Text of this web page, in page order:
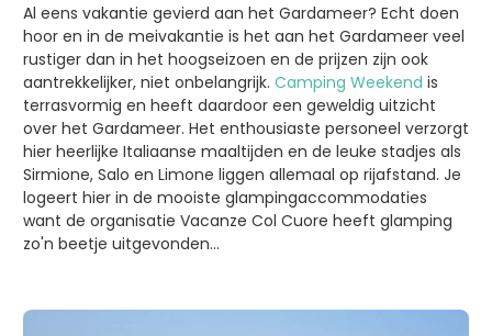
Al eens vakantie gevierd aan het Gardameer? Echt doen
hoor en in de meivakantie is het aan het Gardameer veel
rustiger dan in het hoogseizoen en de prijzen zijn ook
aantrekkelijker, niet onbelangrijk. Camping Weekend is
terrasvormig en heeft daardoor een geweldig uitzicht
over het Gardameer. Het enthousiaste personeel verzorgt
hier heerlijke Italiaanse maaltijden en de leuke stadjes als
Sirmione, Salo en Limone liggen allemaal op rijafstand. Je
logeert hier in de mooiste glampingaccommodaties
want de organisatie Vacanze Col Cuore heeft glamping
zo'n beetje uitgevonden...